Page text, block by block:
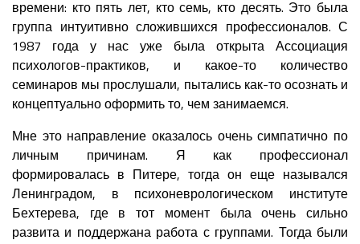
времени: кто пять лет, кто семь, кто десять. Это была
группа интуитивно сложившихся профессионалов. С
1987 года у нас уже была открыта Ассоциация
психологов-практиков, и какое-то количество
семинаров мы прослушали, пытались как-то осознать и
концептуально оформить то, чем занимаемся.
Мне это направление оказалось очень симпатично по
личным причинам. Я как профессионал
формировалась в Питере, тогда он еще назывался
Ленинградом, в психоневрологическом институте
Бехтерева, где в тот момент была очень сильно
развита и поддержана работа с группами. Тогда были